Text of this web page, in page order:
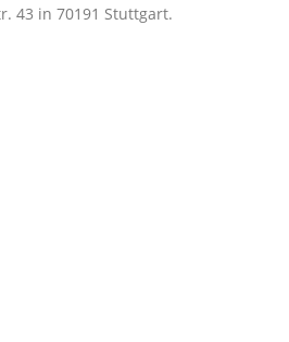
43 in 70191 Stuttgart.